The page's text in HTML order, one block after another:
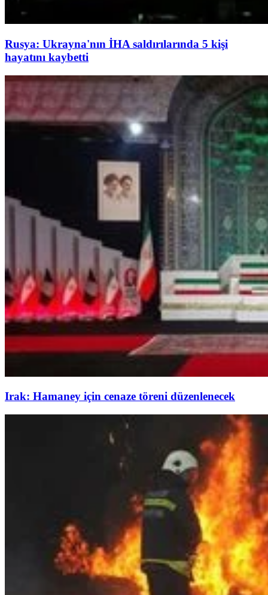
Rusya: Ukrayna'nın İHA saldırılarında 5 kişi
hayatını kaybetti
Irak: Hamaney için cenaze töreni düzenlenecek